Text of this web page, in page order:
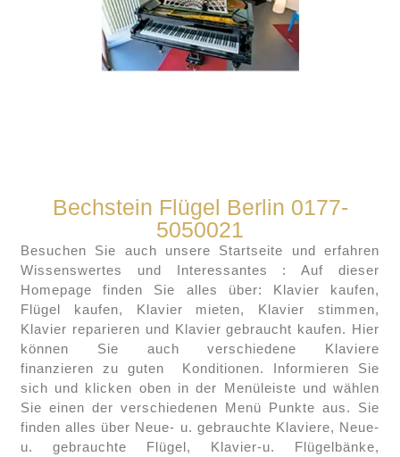
Bechstein Flügel Berlin 0177-
5050021
Besuchen Sie auch unsere Startseite und erfahren
Wissenswertes und Interessantes : Auf dieser
Homepage finden Sie alles über: Klavier kaufen,
Flügel kaufen, Klavier mieten, Klavier stimmen,
Klavier reparieren und Klavier gebraucht kaufen. Hier
können Sie auch verschiedene Klaviere
finanzieren zu guten Konditionen. Informieren Sie
sich und klicken oben in der Menüleiste und wählen
Sie einen der verschiedenen Menü Punkte aus. Sie
finden alles über Neue- u. gebrauchte Klaviere, Neue-
u. gebrauchte Flügel, Klavier-u. Flügelbänke,